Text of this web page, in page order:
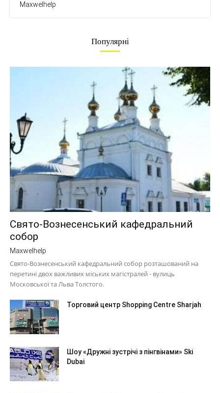
Maxwelhelp
Популярні
Свято-Вознесенський кафедральний
собор
Maxwelhelp
Свято-Вознесенський кафедральний собор розташований на
перетині двох важливих міських магістралей - вулиць
Московської та Льва Толстого.
Торговий центр Shopping Centre Sharjah
Шоу «Дружні зустрічі з пінгвінами» Ski
Dubai